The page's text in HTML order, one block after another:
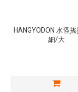
HANGYODON 水怪
細/大